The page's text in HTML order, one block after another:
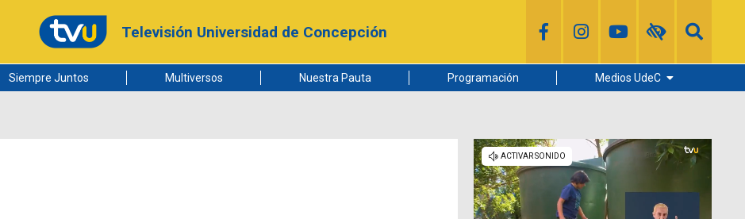
Televisión Universidad de Concepción
Siempre Juntos Multiversos Nuestra Pauta Programación Medios UdeC
Radio UdeC
Noticias UdeC
La Discusión